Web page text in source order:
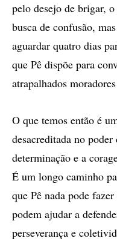
pelo desejo de brigar,
busca de confusão,
aguardar quatro dias
que Pê dispõe para
atrapalhados
O que temos então é
desacreditada no
determinação e a
É um longo caminho
que Pê nada pode
podem ajudar a
perseverança e